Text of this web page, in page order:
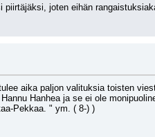
joten eihän
aika paljon valituksia toisten
Hanhea ja se ei ole
Pekkaa. " ym. ( 8-) )